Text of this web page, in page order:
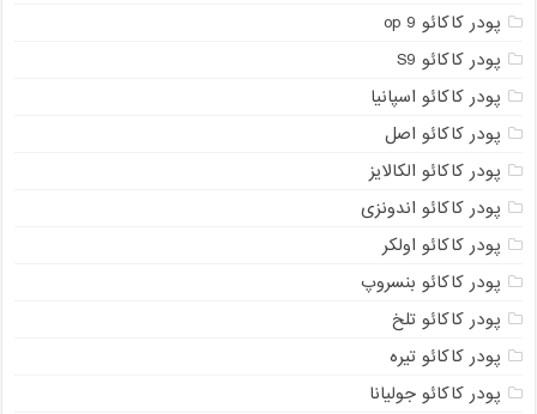
پودر کاکائو op 9
پودر کاکائو S9
پودر کاکائو اسپانیا
پودر کاکائو اصل
پودر کاکائو الکالایز
پودر کاکائو اندونزی
پودر کاکائو اولکر
پودر کاکائو بنسروپ
پودر کاکائو تلخ
پودر کاکائو تیره
پودر کاکائو جولیانا